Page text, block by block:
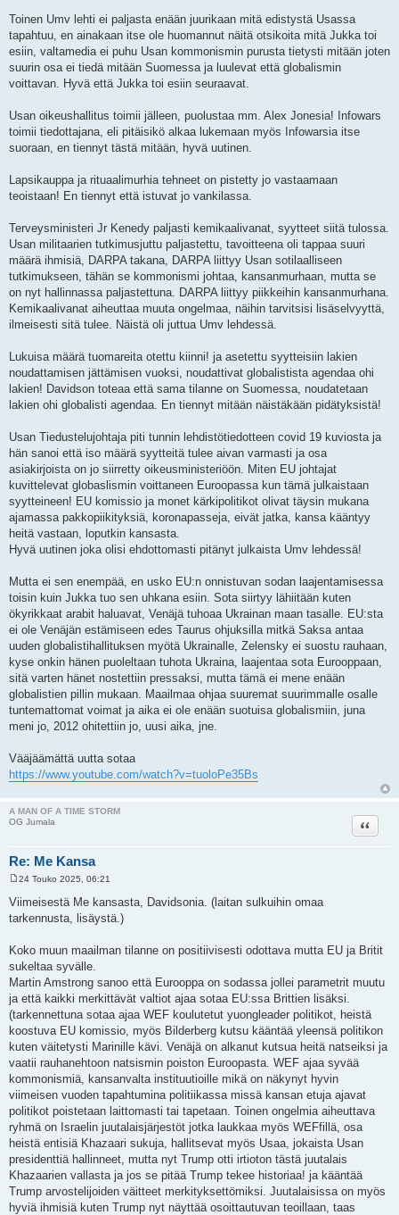
Toinen Umv lehti ei paljasta enään juurikaan mitä edistystä Usassa
tapahtuu, en ainakaan itse ole huomannut näitä otsikoita mitä Jukka toi
esiin, valtamedia ei puhu Usan kommonismin purusta tietysti mitään joten
suurin osa ei tiedä mitään Suomessa ja luulevat että globalismin
voittavan. Hyvä että Jukka toi esiin seuraavat.
Usan oikeushallitus toimii jälleen, puolustaa mm. Alex Jonesia! Infowars
toimii tiedottajana, eli pitäisikö alkaa lukemaan myös Infowarsia itse
suoraan, en tiennyt tästä mitään, hyvä uutinen.
Lapsikauppa ja rituaalimurhia tehneet on pistetty jo vastaamaan
teoistaan! En tiennyt että istuvat jo vankilassa.
Terveysministeri Jr Kenedy paljasti kemikaalivanat, syytteet siitä tulossa.
Usan militaarien tutkimusjuttu paljastettu, tavoitteena oli tappaa suuri
määrä ihmisiä, DARPA takana, DARPA liittyy Usan sotilaalliseen
tutkimukseen, tähän se kommonismi johtaa, kansanmurhaan, mutta se
on nyt hallinnassa paljastettuna. DARPA liittyy piikkeihin kansanmurhana.
Kemikaalivanat aiheuttaa muuta ongelmaa, näihin tarvitsisi lisäselvyyttä,
ilmeisesti sitä tulee. Näistä oli juttua Umv lehdessä.
Lukuisa määrä tuomareita otettu kiinni! ja asetettu syytteisiin lakien
noudattamisen jättämisen vuoksi, noudattivat globalistista agendaa ohi
lakien! Davidson toteaa että sama tilanne on Suomessa, noudatetaan
lakien ohi globalisti agendaa. En tiennyt mitään näistäkään pidätyksistä!
Usan Tiedustelujohtaja piti tunnin lehdistötiedotteen covid 19 kuviosta ja
hän sanoi että iso määrä syytteitä tulee aivan varmasti ja osa
asiakirjoista on jo siirretty oikeusministeriöön. Miten EU johtajat
kuvittelevat globaslismin voittaneen Euroopassa kun tämä julkaistaan
syytteineen! EU komissio ja monet kärkipolitikot olivat täysin mukana
ajamassa pakkopiikityksiä, koronapasseja, eivät jatka, kansa kääntyy
heitä vastaan, loputkin kansasta.
Hyvä uutinen joka olisi ehdottomasti pitänyt julkaista Umv lehdessä!
Mutta ei sen enempää, en usko EU:n onnistuvan sodan laajentamisessa
toisin kuin Jukka tuo sen uhkana esiin. Sota siirtyy lähiitään kuten
ökyrikkaat arabit haluavat, Venäjä tuhoaa Ukrainan maan tasalle. EU:sta
ei ole Venäjän estämiseen edes Taurus ohjuksilla mitkä Saksa antaa
uuden globalistihallituksen myötä Ukrainalle, Zelensky ei suostu rauhaan,
kyse onkin hänen puoleltaan tuhota Ukraina, laajentaa sota Eurooppaan,
sitä varten hänet nostettiin pressaksi, mutta tämä ei mene enään
globalistien pillin mukaan. Maailmaa ohjaa suuremat suurimmalle osalle
tuntemattomat voimat ja aika ei ole enään suotuisa globalismiin, juna
meni jo, 2012 ohitettiin jo, uusi aika, jne.
Vääjäämättä uutta sotaa
https://www.youtube.com/watch?v=tuoloPe35Bs
A MAN OF A TIME STORM
OG Jumala
Re: Me Kansa
Lainaa
i
e
s
24 Touko 2025, 06:21
Viimeisestä Me kansasta, Davidsonia. (laitan sulkuihin omaa
tarkennusta, lisäystä.)
Koko muun maailman tilanne on positiivisesti odottava mutta EU ja Britit
sukeltaa syvälle.
Martin Amstrong sanoo että Eurooppa on sodassa jollei parametrit muutu
ja että kaikki merkittävät valtiot ajaa sotaa EU:ssa Brittien lisäksi.
(tarkennettuna sotaa ajaa WEF koulutetut yuongleader politikot, heistä
koostuva EU komissio, myös Bilderberg kutsu kääntää yleensä politikon
kuten väitetysti Marinille kävi. Venäjä on alkanut kutsua heitä natseiksi ja
vaatii rauhanehtoon natsismin poiston Euroopasta. WEF ajaa syvää
kommonismiä, kansanvalta instituutioille mikä on näkynyt hyvin
viimeisen vuoden tapahtumina politiikassa missä kansan etuja ajavat
politikot poistetaan laittomasti tai tapetaan. Toinen ongelmia aiheuttava
ryhmä on Israelin juutalaisjärjestöt jotka laukkaa myös WEFfillä, osa
heistä entisiä Khazaari sukuja, hallitsevat myös Usaa, jokaista Usan
presidenttiä hallinneet, mutta nyt Trump otti irtioton tästä juutalais
Khazaarien vallasta ja jos se pitää Trump tekee historiaa! ja kääntää
Trump arvostelijoiden väitteet merkityksettömiksi. Juutalaisissa on myös
hyviä ihmisiä kuten Trump nyt näyttää osoittautuvan teoillaan, taas